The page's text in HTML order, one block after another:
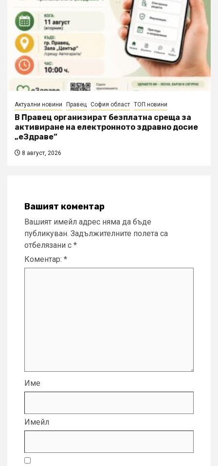
Актуални новини Правец София област ТОП новини
В Правец организират безплатна среща за
активиране на електронното здравно досие
„еЗдраве“
8 август, 2026
Вашият коментар
Вашият имейл адрес няма да бъде
публикуван. Задължителните полета са
отбелязани с *
Коментар: *
Име
Имейл